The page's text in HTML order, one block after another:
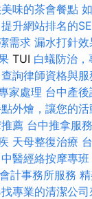
味的茶會餐點
提升網站排名的
需求 漏水打針
TUI 白蟻防治
詢律師資格與服
家處理 台中產
外燴，讓您的
薦 台中推拿服務
天母整復治療
中醫經絡按摩專班
計事務所服務
專業的清潔公